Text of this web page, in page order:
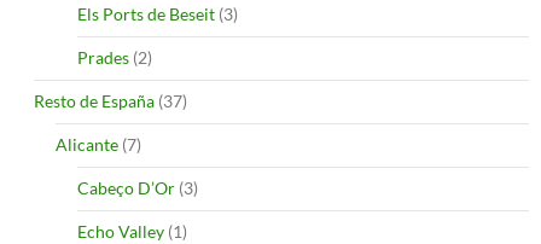
Els Ports de Beseit (3)
Prades (2)
Resto de España (37)
Alicante (7)
Cabeço D’Or (3)
Echo Valley (1)